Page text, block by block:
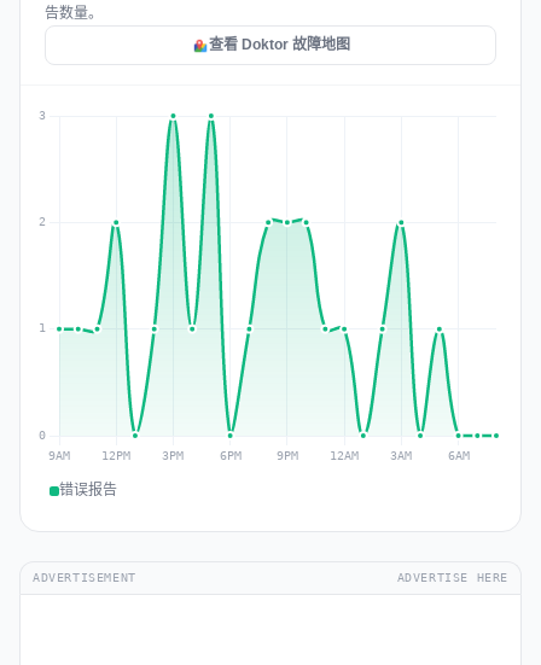
告数量。
查看 Doktor 故障地图
错误报告
ADVERTISEMENT ADVERTISE HERE